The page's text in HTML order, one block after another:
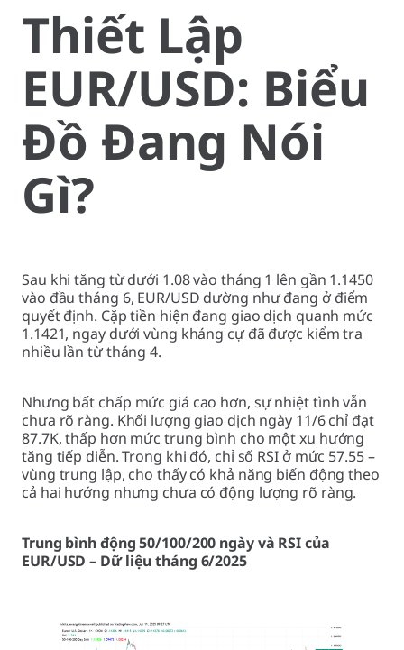
Thiết Lập
EUR/USD: Biểu
Đồ Đang Nói
Gì?
Sau khi tăng từ dưới 1.08 vào tháng 1 lên gần 1.1450
vào đầu tháng 6, EUR/USD dường như đang ở điểm
quyết định. Cặp tiền hiện đang giao dịch quanh mức
1.1421, ngay dưới vùng kháng cự đã được kiểm tra
nhiều lần từ tháng 4.
Nhưng bất chấp mức giá cao hơn, sự nhiệt tình vẫn
chưa rõ ràng. Khối lượng giao dịch ngày 11/6 chỉ đạt
87.7K, thấp hơn mức trung bình cho một xu hướng
tăng tiếp diễn. Trong khi đó, chỉ số RSI ở mức 57.55 –
vùng trung lập, cho thấy có khả năng biến động theo
cả hai hướng nhưng chưa có động lượng rõ ràng.
Trung bình động 50/100/200 ngày và RSI của
EUR/USD – Dữ liệu tháng 6/2025